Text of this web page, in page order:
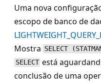
Uma nova
escopo de banco de
Mostra SELECT
SELECT está
conclusão de uma